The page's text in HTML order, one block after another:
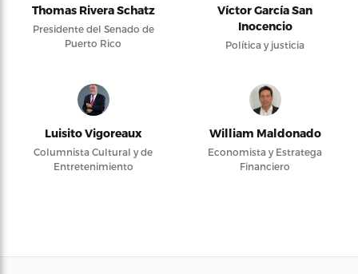
Thomas Rivera Schatz
Presidente del Senado de
Puerto Rico
Víctor García San
Inocencio
Política y justicia
Luisito Vigoreaux
Columnista Cultural y de
Entretenimiento
William Maldonado
Economista y Estratega
Financiero